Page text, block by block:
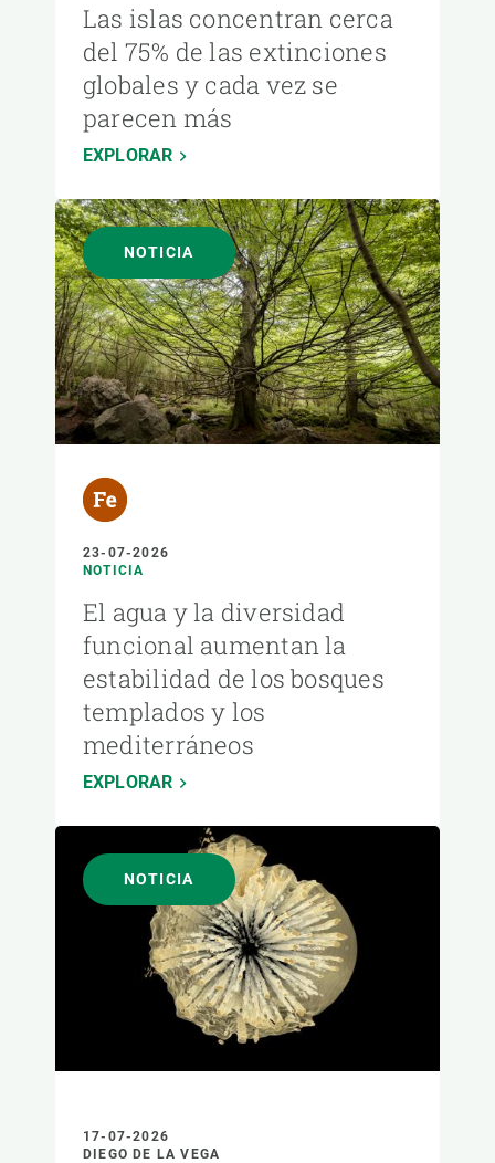
Las islas concentran cerca
del 75% de las extinciones
globales y cada vez se
parecen más
EXPLORAR
NOTICIA
23-07-2026
NOTICIA
El agua y la diversidad
funcional aumentan la
estabilidad de los bosques
templados y los
mediterráneos
EXPLORAR
NOTICIA
17-07-2026
DIEGO DE LA VEGA